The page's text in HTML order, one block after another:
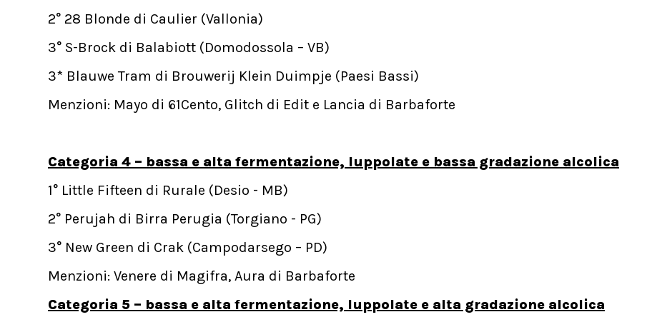
2° 28 Blonde di Caulier (Vallonia)
3° S-Brock di Balabiott (Domodossola – VB)
3* Blauwe Tram di Brouwerij Klein Duimpje (Paesi Bassi)
Menzioni: Mayo di 61Cento, Glitch di Edit e Lancia di Barbaforte
Categoria 4 – bassa e alta fermentazione, luppolate e bassa gradazione alcolica
1° Little Fifteen di Rurale (Desio - MB)
2° Perujah di Birra Perugia (Torgiano - PG)
3° New Green di Crak (Campodarsego – PD)
Menzioni: Venere di Magifra, Aura di Barbaforte
Categoria 5 – bassa e alta fermentazione, luppolate e alta gradazione alcolica